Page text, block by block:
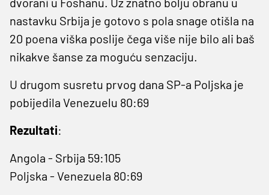
nastavku Srbija je gotovo s pola snage otišla na
20 poena viška poslije čega više nije bilo ali baš
nikakve šanse za moguću senzaciju.
U drugom susretu prvog dana SP-a Poljska je
pobijedila Venezuelu 80:69
Rezultati:
Angola - Srbija 59:105
Poljska - Venezuela 80:69